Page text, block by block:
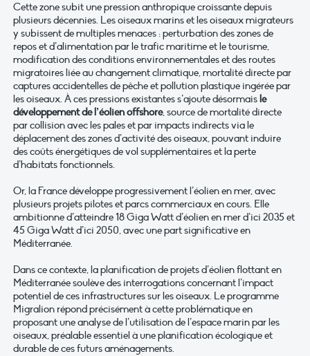
Cette zone subit une pression anthropique croissante depuis
plusieurs décennies. Les oiseaux marins et les oiseaux migrateurs
y subissent de multiples menaces : perturbation des zones de
repos et d’alimentation par le trafic maritime et le tourisme,
modification des conditions environnementales et des routes
migratoires liée au changement climatique, mortalité directe par
captures accidentelles de pêche et pollution plastique ingérée par
les oiseaux. À ces pressions existantes s’ajoute désormais le
développement de l’éolien offshore, source de mortalité directe
par collision avec les pales et par impacts indirects via le
déplacement des zones d’activité des oiseaux, pouvant induire
des coûts énergétiques de vol supplémentaires et la perte
d’habitats fonctionnels.
Or, la France développe progressivement l’éolien en mer, avec
plusieurs projets pilotes et parcs commerciaux en cours. Elle
ambitionne d’atteindre 18 Giga Watt d’éolien en mer d’ici 2035 et
45 Giga Watt d’ici 2050, avec une part significative en
Méditerranée.
Dans ce contexte, la planification de projets d’éolien flottant en
Méditerranée soulève des interrogations concernant l’impact
potentiel de ces infrastructures sur les oiseaux. Le programme
Migralion répond précisément à cette problématique en
proposant une analyse de l’utilisation de l’espace marin par les
oiseaux, préalable essentiel à une planification écologique et
durable de ces futurs aménagements.